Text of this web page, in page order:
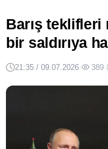
Barış
bir saldırıya
21:35 / 09.07.2026· 389·